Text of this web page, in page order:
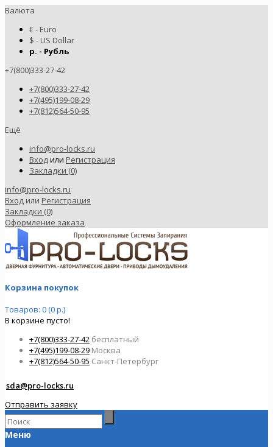
Валюта
€ - Euro
$ - US Dollar
р. - Рубль
+7(800)333-27-42
+7(800)333-27-42
+7(495)199-08-29
+7(812)564-50-95
Ещё
info@pro-locks.ru
Входили Регистрация
Закладки (0)
info@pro-locks.ru
Вход или Регистрация
Закладки (0)
Оформление заказа
Корзина покупок
Товаров: 0 (0 р.)
В корзине пусто!
+7(800)333-27-42 бесплатный
+7(495)199-08-29 Москва
+7(812)564-50-95 Санкт-Петербург
sda@pro-locks.ru
Отправить заявку
Меню